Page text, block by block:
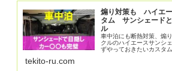
煽り対策も ハイエ
タム サンシェード
ル
車中泊にも断熱対策、煽
クルのハイエースサンシ
ずやっておきたいカスタ
取り付けも簡単で、外か
難対策や着替え等のも使
tekito-ru.com